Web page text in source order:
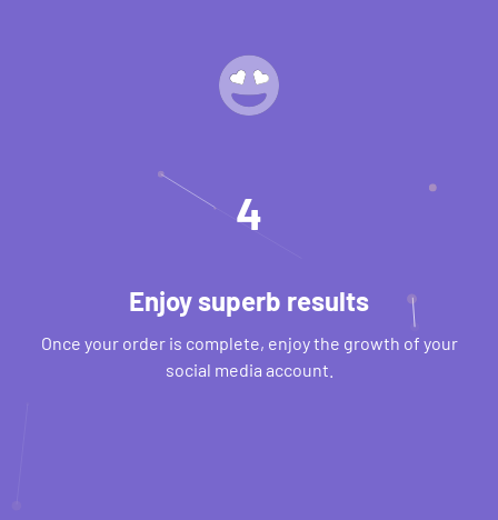
4
Enjoy superb results
Once your order is complete, enjoy the growth of your
social media account.